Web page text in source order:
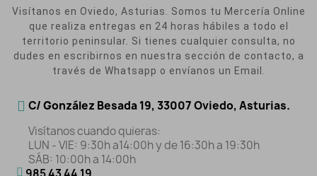
Visítanos en Oviedo, Asturias. Somos tu Mercería Online
que realiza entregas en 24 horas hábiles a todo el
territorio peninsular. Si tienes cualquier consulta, no
dudes en escribirnos en nuestra sección de contacto, a
través de Whatsapp o envíanos un Email.
C/ González Besada 19, 33007 Oviedo, Asturias.
Visítanos cuando quieras:
LUN - VIE: 9:30h a14:00h y de 16:30h a 19:30h
SÁB: 10:00h a 14:00h